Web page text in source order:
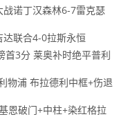
诺丁汉森林6-7雷克瑟
联合4-0拉斯永恒
3分 莱奥补时绝平普利
物浦 布拉德利中框+伤退
恩破门+中柱+染红格拉